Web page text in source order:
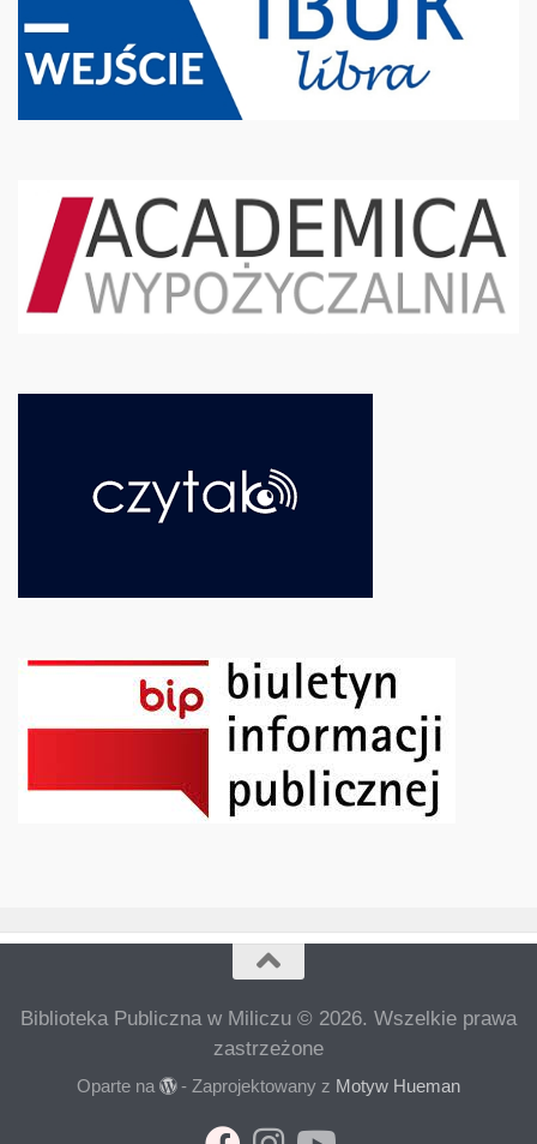
Biblioteka Publiczna w Miliczu © 2026. Wszelkie prawa
zastrzeżone
Oparte na - Zaprojektowany z Motyw Hueman